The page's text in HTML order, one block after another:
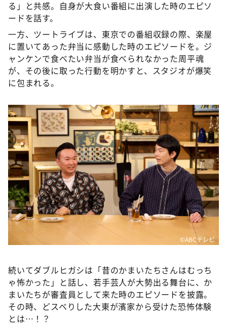
る」と共感。自身が大食い番組に出演した時のエピソ
ードを話す。
一方、ツートライブは、東京での番組収録の際、楽屋
に置いてあった弁当に感動した時のエピソードを。ジ
ャンケンで食べたい弁当が食べられなかった周平魂
が、その後に取った行動を明かすと、スタジオが爆笑
に包まれる。
©ABCテレビ
続いてダブルヒガシは「昔のかまいたちさんはむっち
ゃ怖かった」と話し、若手芸人が大勢出る舞台に、か
まいたちが審査員として来た時のエピソードを披露。
その時、どスベりした大東が濱家から受けた恐怖体験
とは…！？